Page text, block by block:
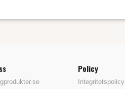
Policy
Integritetspolicy